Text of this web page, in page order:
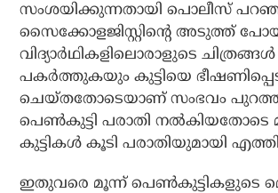
സംശയിക്കുന്നതായി പൊലീസ്
സൈക്കോളജിസ്റ്റിന്റെ അടുത്ത്
വിദ്യാർഥികളിലൊരാളുടെ
പകർത്തുകയും കുട്ടിയെ
ചെയ്തതോടെയാണ് സംഭവം
പെൺകുട്ടി പരാതി നൽകിയതോടെ
കുട്ടികൾ കൂടി പരാതിയുമായി
ഇതുവരെ മൂന്ന് പെൺകുട്ടികളുടെ